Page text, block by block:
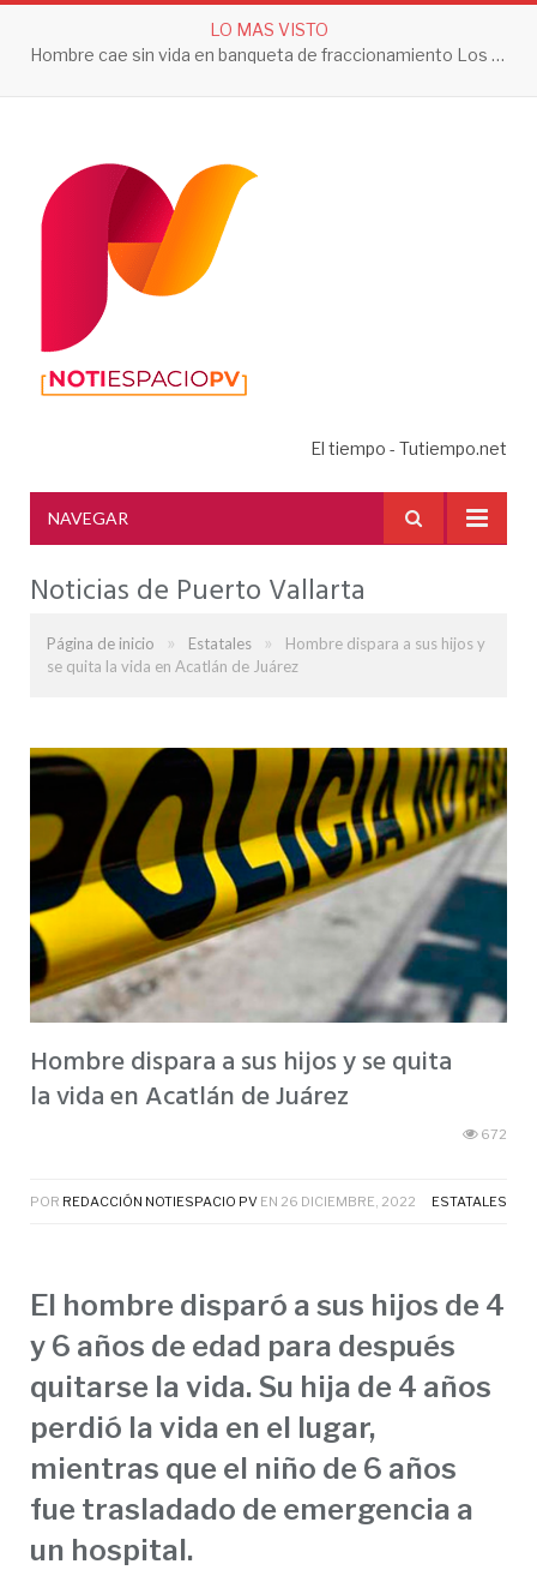
LO MAS VISTO
Hombre cae sin vida en banqueta de fraccionamiento Los Sauces en Vallarta
El tiempo - Tutiempo.net
NAVEGAR
Noticias de Puerto Vallarta
Página de inicio » Estatales »
Hombre dispara a sus hijos y
se quita la vida en Acatlán de Juárez
Hombre dispara a sus hijos y se quita
la vida en Acatlán de Juárez
672
POR REDACCIÓN NOTIESPACIO PV EN 26 DICIEMBRE, 2022 ESTATALES
El hombre disparó a sus hijos de 4
y 6 años de edad para después
quitarse la vida. Su hija de 4 años
perdió la vida en el lugar,
mientras que el niño de 6 años
fue trasladado de emergencia a
un hospital.